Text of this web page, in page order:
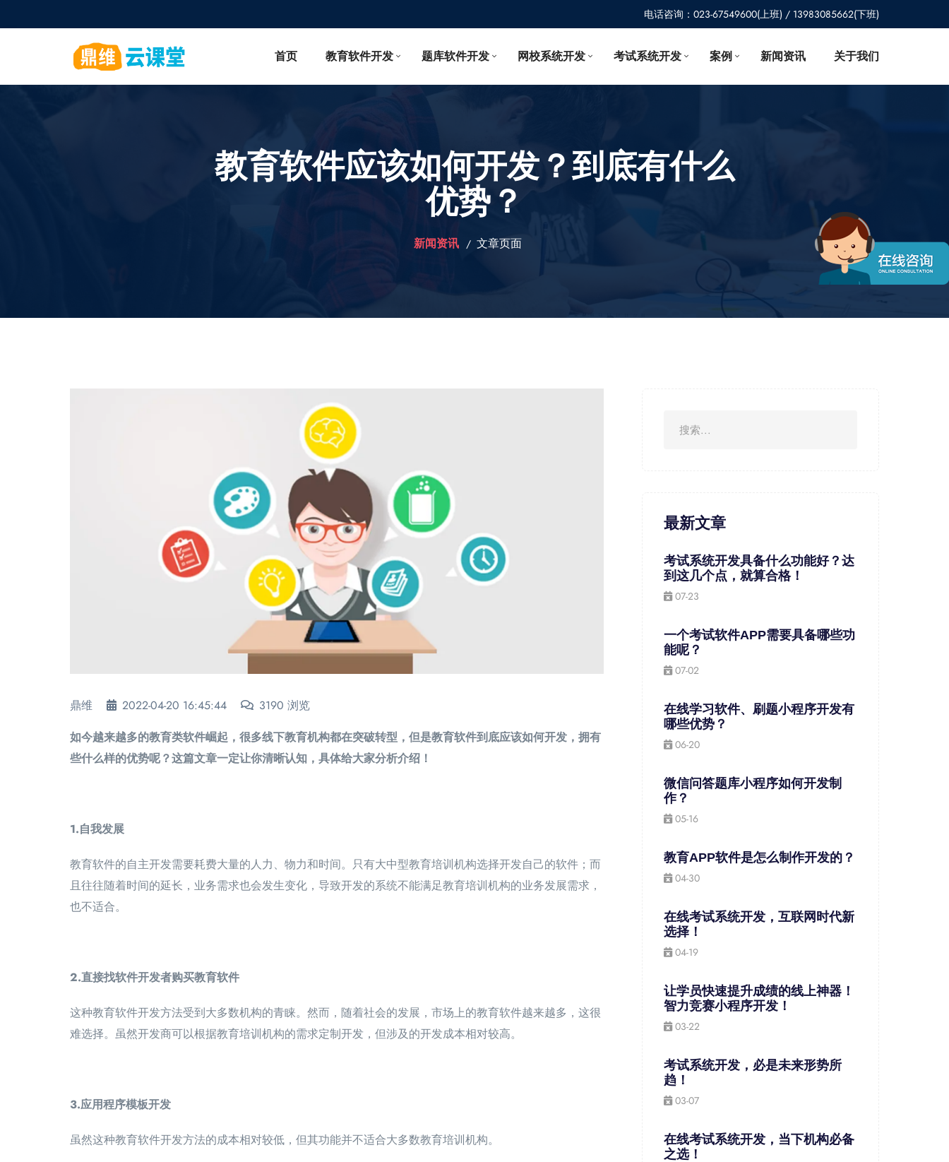
电话咨询：023-67549600(上班) / 13983085662(下班)
首页 教育软件开发 题库软件开发 网校系统开发 考试系统开发 案例 新闻资讯 关于我们
教育软件应该如何开发？到底有什么
优势？
新闻资讯 文章页面
鼎维 2022-04-20 16:45:44
3190 浏览
如今越来越多的教育类软件崛起，很多线下教育机构都在突破转型，但是教育软件到底应该如何开发，拥有
些什么样的优势呢？这篇文章一定让你清晰认知，具体给大家分析介绍！
1.自我发展
教育软件的自主开发需要耗费大量的人力、物力和时间。只有大中型教育培训机构选择开发自己的软件；而
且往往随着时间的延长，业务需求也会发生变化，导致开发的系统不能满足教育培训机构的业务发展需求，
也不适合。
2.直接找软件开发者购买教育软件
这种教育软件开发方法受到大多数机构的青睐。然而，随着社会的发展，市场上的教育软件越来越多，这很
难选择。虽然开发商可以根据教育培训机构的需求定制开发，但涉及的开发成本相对较高。
3.应用程序模板开发
虽然这种教育软件开发方法的成本相对较低，但其功能并不适合大多数教育培训机构。
最新文章
考试系统开发具备什么功能好？达
到这几个点，就算合格！
07-23
一个考试软件APP需要具备哪些功
能呢？
07-02
在线学习软件、刷题小程序开发有
哪些优势？
06-20
微信问答题库小程序如何开发制
作？
05-16
教育APP软件是怎么制作开发的？
04-30
在线考试系统开发，互联网时代新
选择！
04-19
让学员快速提升成绩的线上神器！
智力竞赛小程序开发！
03-22
考试系统开发，必是未来形势所
趋！
03-07
在线考试系统开发，当下机构必备
之选！